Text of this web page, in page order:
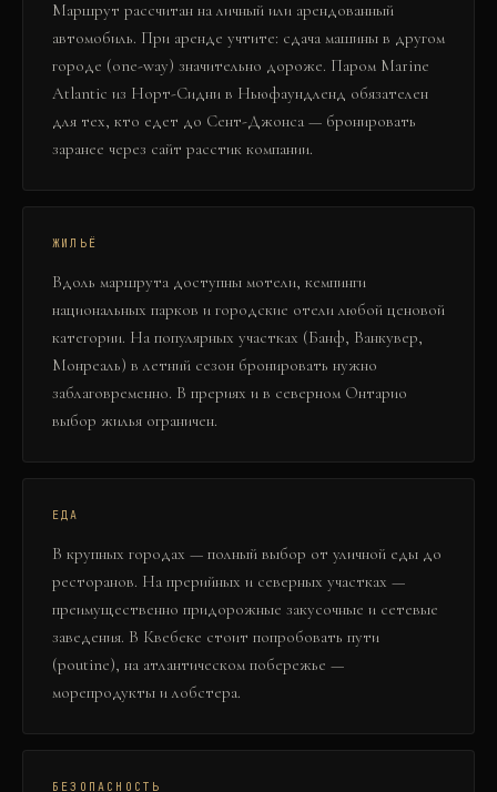
Маршрут рассчитан на личный или арендованный
автомобиль. При аренде учтите: сдача машины в другом
городе (one-way) значительно дороже. Паром Marine
Atlantic из Норт-Сидни в Ньюфаундленд обязателен
для тех, кто едет до Сент-Джонса — бронировать
заранее через сайт paсстик компании.
ЖИЛЬЁ
Вдоль маршрута доступны мотели, кемпинги
национальных парков и городские отели любой ценовой
категории. На популярных участках (Банф, Ванкувер,
Монреаль) в летний сезон бронировать нужно
заблаговременно. В прериях и в северном Онтарио
выбор жилья ограничен.
ЕДА
В крупных городах — полный выбор от уличной еды до
ресторанов. На прерийных и северных участках —
преимущественно придорожные закусочные и сетевые
заведения. В Квебеке стоит попробовать пути
(poutine), на атлантическом побережье —
морепродукты и лобстера.
БЕЗОПАСНОСТЬ